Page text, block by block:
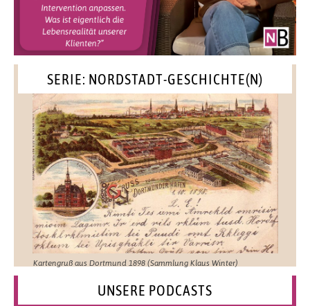
SERIE: NORDSTADT-GESCHICHTE(N)
Kartengruß aus Dortmund 1898 (Sammlung Klaus Winter)
UNSERE PODCASTS